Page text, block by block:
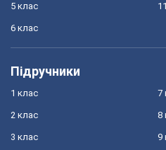
5 клас
6 клас
Підручники
1 клас
2 клас
3 клас
7
8
9